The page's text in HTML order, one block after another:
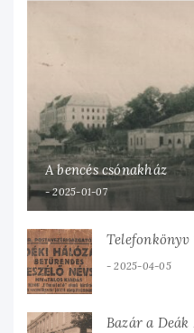
A bencés csónakház
2025-01-07
Telefonkönyv
2025-04-05
Bazár a